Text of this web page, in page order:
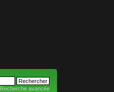
Recherche avancée